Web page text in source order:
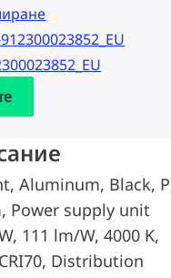
Aluminum, Black,
Power supply unit
111 lm/W, 4000 K,
Distribution